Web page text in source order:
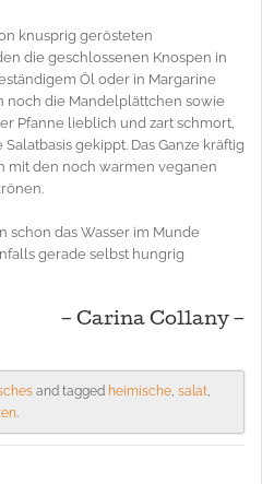
knusprig gerösteten
die geschlossenen Knospen in
Öl oder in Margarine
noch die Mandelplättchen sowie
Pfanne lieblich und zart schmort,
gekippt. Das Ganze kräftig
mit den noch warmen veganen
schon das Wasser im Munde
gerade selbst hungrig
– Carina Collany –
and tagged heimische, salat,
.